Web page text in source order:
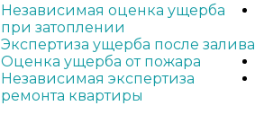
Независимая оценка ущерба
при затоплении
Экспертиза ущерба после залива
Оценка ущерба от пожара
Независимая экспертиза
ремонта квартиры